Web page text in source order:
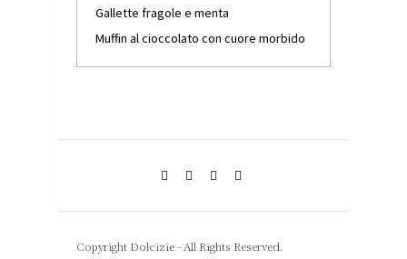
Gallette fragole e menta
Muffin al cioccolato con cuore morbido
Copyright Dolcizie - All Rights Reserved.